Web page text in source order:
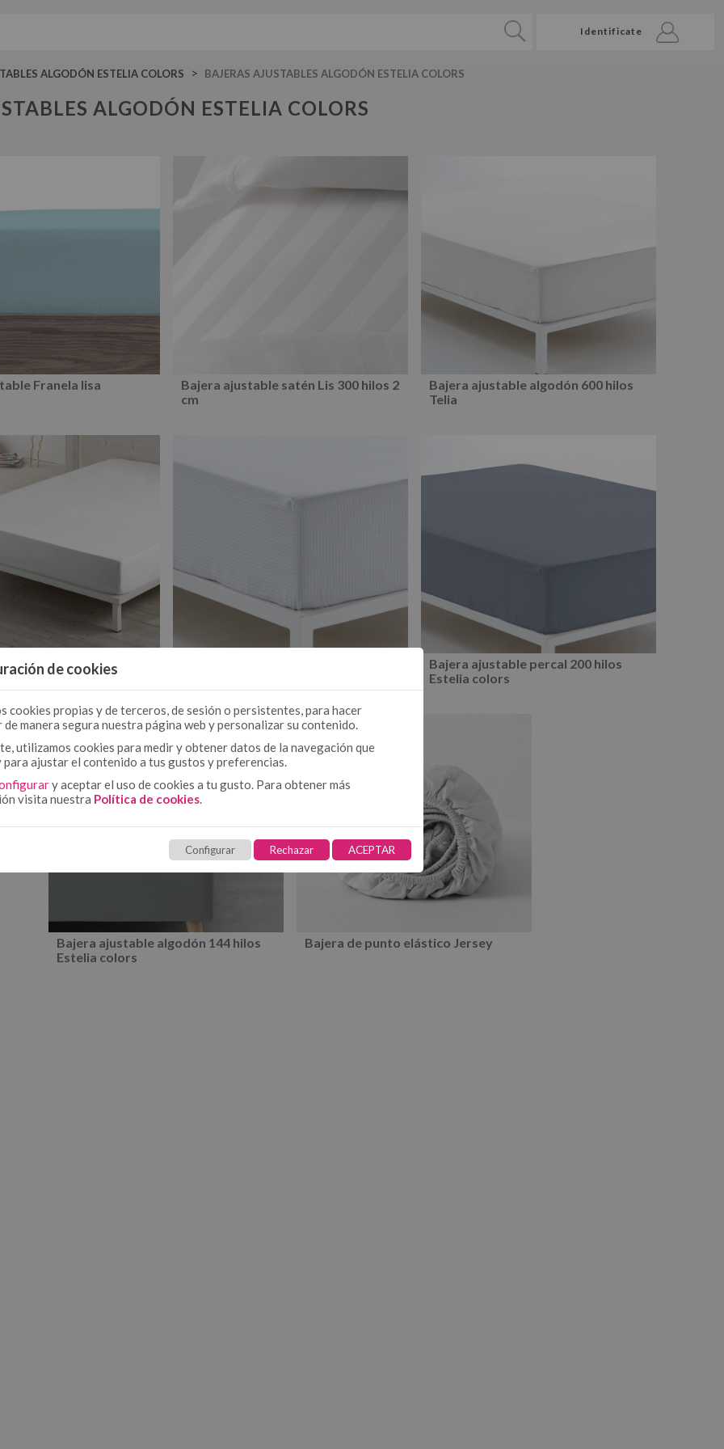
Identificate
ALGODÓN ESTELIA COLORS > BAJERAS AJUSTABLES ALGODÓN ESTELIA COLORS
ALGODÓN ESTELIA COLORS
Franela lisa
Bajera ajustable satén Lis 300 hilos 2
cm
Bajera ajustable algodón 600 hilos
Telia
satén 300 hilos
Bajera ajustable percal 200 hilos
Estelia colors
Bajera ajustable algodón 144 hilos
Estelia colors
Bajera de punto elástico Jersey
de cookies
cookies propias y de terceros, de sesión o persistentes, para hacer
manera segura nuestra página web y personalizar su contenido.
utilizamos cookies para medir y obtener datos de la navegación que
para ajustar el contenido a tus gustos y preferencias.
y aceptar el uso de cookies a tu gusto. Para obtener más
visita nuestra Política de cookies.
Configurar Rechazar ACEPTAR